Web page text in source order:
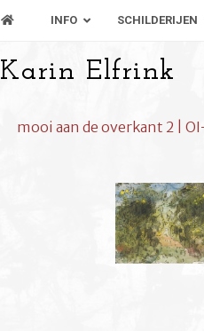
INFO SCHILDERIJEN
Karin Elfrink
mooi aan de overkant 2 |